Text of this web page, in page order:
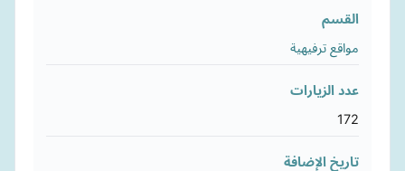
القسم
مواقع ترفيهية
عدد الزيارات
172
تاريخ الإضافة